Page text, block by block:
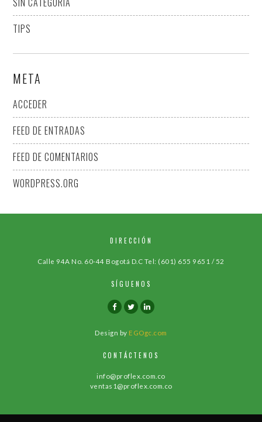
TIPS
META
ACCEDER
FEED DE ENTRADAS
FEED DE COMENTARIOS
WORDPRESS.ORG
DIRECCIÓN
Calle 94A No. 60-44 Bogotá D.C Tel: (601) 655 9651 / 52
SÍGUENOS
Design by EGOgc.com
CONTÁCTENOS
info@proflex.com.co
ventas1@proflex.com.co